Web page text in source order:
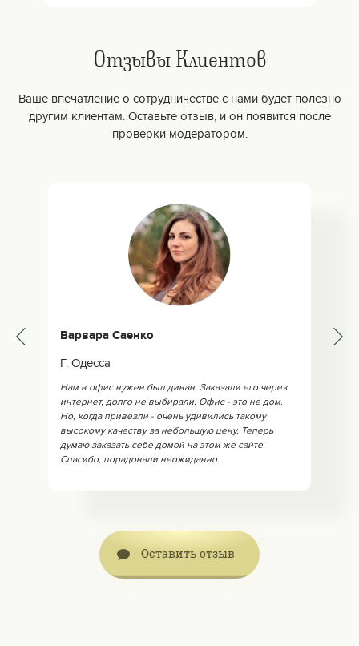
Отзывы Клиентов
Ваше впечатление о сотрудничестве с нами будет полезно
другим клиентам. Оставьте отзыв, и он появится после
проверки модератором.
Варвара Саенко
Г. Одесса
Нам в офис нужен был диван. Заказали его через
интернет, долго не выбирали. Офис - это не дом.
Но, когда привезли - очень удивились такому
высокому качеству за небольшую цену. Теперь
думаю заказать себе домой на этом же сайте.
Спасибо, порадовали неожиданно.
Оставить отзыв